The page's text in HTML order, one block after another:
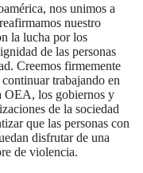
nos unimos a
nuestro
la lucha por los
de las personas
Creemos firmemente
trabajando en
OEA, los gobiernos y
de la sociedad
que las personas con
disfrutar de una
de violencia.